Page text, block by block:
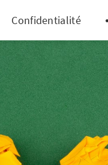
Confidentialité